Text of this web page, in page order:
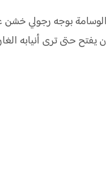
بوجه رجولي
حتى ترى أنيابه